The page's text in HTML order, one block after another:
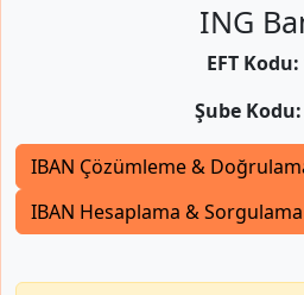
ING
EFT Kodu:
Şube Kodu:
IBAN Çözümleme &
IBAN Hesaplama & Sorgulama